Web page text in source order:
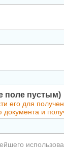
поле пустым)
его для
документа и